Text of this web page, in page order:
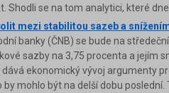
Shodli se na tom analytici, které
mezi stabilitou sazeb a
banky (ČNB) se bude na
sazby na 3,75 procenta a jejím
ekonomický vývoj argumenty
mohlo být na delší dobu